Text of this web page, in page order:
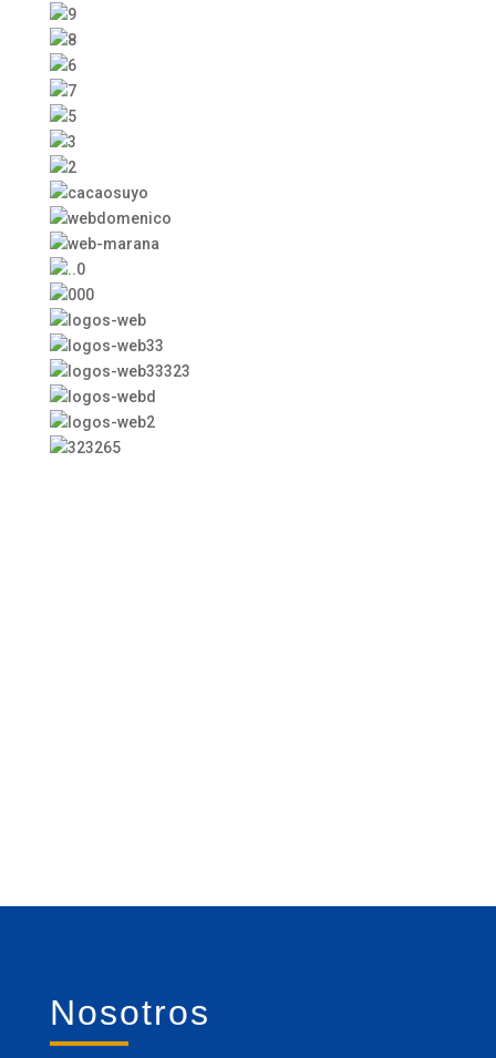
Nosotros